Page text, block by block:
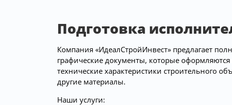
Подготовка
Компания «ИдеалСтройИнвест» предлагает
графические документы, которые
технические характеристики строительного
другие материалы.
Наши услуги: